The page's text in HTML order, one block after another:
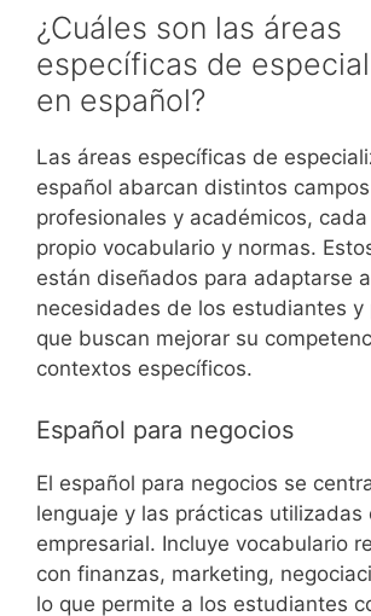
¿Cuáles son las áreas
específicas de
en español?
Las áreas específicas de
español abarcan distintos campos
profesionales y académicos,
propio vocabulario y normas.
están diseñados para adaptarse
necesidades de los estudiantes y
que buscan mejorar su
contextos específicos.
Español para negocios
El español para negocios se
lenguaje y las prácticas utilizadas
empresarial. Incluye vocabulario
con finanzas, marketing,
lo que permite a los estudiantes